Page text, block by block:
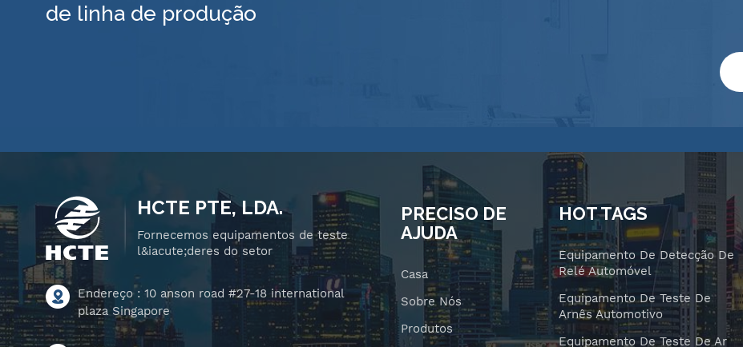
de linha de produção
HCTE PTE, LDA.
Fornecemos equipamentos de teste
l&iacute;deres do setor
Endereço : 10 anson road #27-18 international
plaza Singapore
PRECISO DE
AJUDA
Casa
Sobre Nós
Produtos
HOT TAGS
Equipamento De Detecção De
Relé Automóvel
Equipamento De Teste De
Arnês Automotivo
Equipamento De Teste De Ar